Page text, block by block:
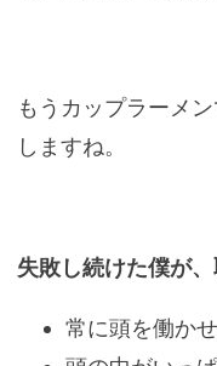
もうカップラーメ
しますね。
失敗し続けた僕が
常に頭を働か